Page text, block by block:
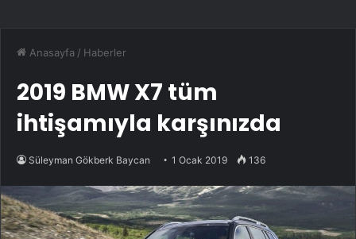
Anasayfa / Haberler
2019 BMW X7 tüm
ihtişamıyla karşınızda
Süleyman Gökberk Baycan 1 Ocak 2019 136